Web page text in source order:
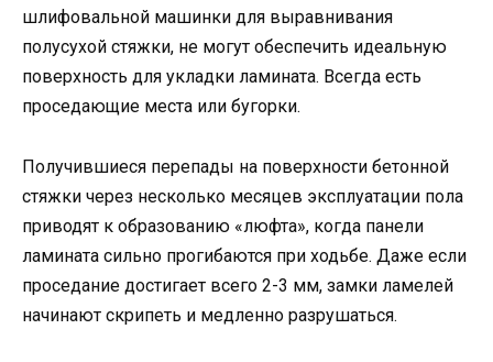
шлифовальной машинки для выравнивания
полусухой стяжки, не могут обеспечить идеальную
поверхность для укладки ламината. Всегда есть
проседающие места или бугорки.
Получившиеся перепады на поверхности бетонной
стяжки через несколько месяцев эксплуатации пола
приводят к образованию «люфта», когда панели
ламината сильно прогибаются при ходьбе. Даже если
проседание достигает всего 2-3 мм, замки ламелей
начинают скрипеть и медленно разрушаться.